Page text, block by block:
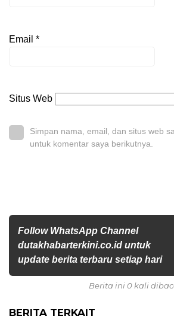
Email *
Situs Web
Simpan nama, email, dan situs web
untuk komentar saya berikutnya.
Follow WhatsApp Channel
dutakhabarterkini.co.id untuk
update berita terbaru setiap hari
Berita ini 0 kali
BERITA TERKAIT